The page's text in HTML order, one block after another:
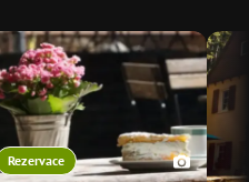
Rezervace